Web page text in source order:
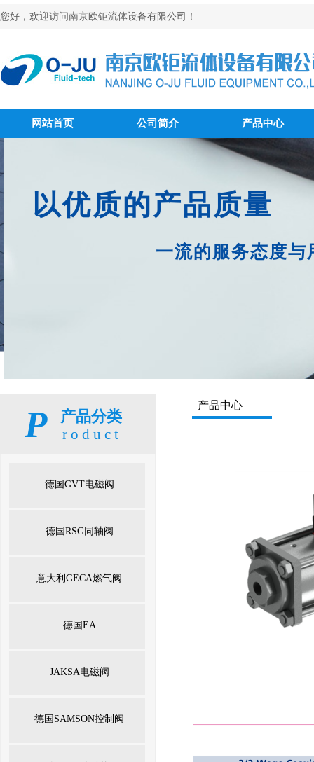
您好，欢迎访问南京欧钜流体设备有限公司！
网站首页 公司简介 产品中心
以优质的产品质量
一流的服务态度与
产品中心
P 产品分类
产品分类
roduct
roduct
德国GVT电磁阀
德国RSG同轴阀
意大利GECA燃气阀
德国EA
JAKSA电磁阀
德国SAMSON控制阀